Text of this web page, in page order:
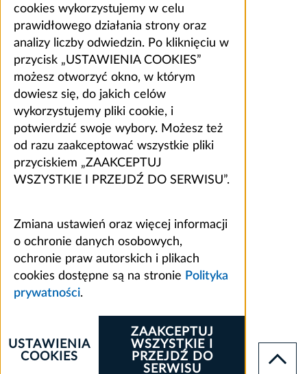
cookies wykorzystujemy w celu
prawidłowego działania strony oraz
analizy liczby odwiedzin. Po kliknięciu w
przycisk „USTAWIENIA COOKIES”
możesz otworzyć okno, w którym
dowiesz się, do jakich celów
wykorzystujemy pliki cookie, i
potwierdzić swoje wybory. Możesz też
od razu zaakceptować wszystkie pliki
przyciskiem „ZAAKCEPTUJ
WSZYSTKIE I PRZEJDŹ DO SERWISU”.
Zmiana ustawień oraz więcej informacji
o ochronie danych osobowych,
ochronie praw autorskich i plikach
cookies dostępne są na stronie Polityka
prywatności.
ZAAKCEPTUJ
WSZYSTKIE I
PRZEJDŹ DO
SERWISU
USTAWIENIA
COOKIES